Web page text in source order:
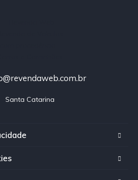
Santa Catarina